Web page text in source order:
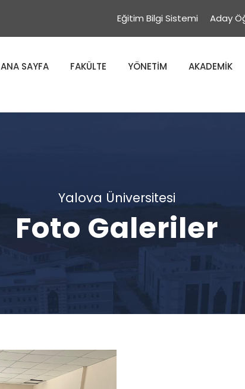
Eğitim Bilgi Sistemi Aday
ANA SAYFA FAKÜLTE YÖNETİM AKADEMİK
Yalova Üniversitesi
Foto Galeriler